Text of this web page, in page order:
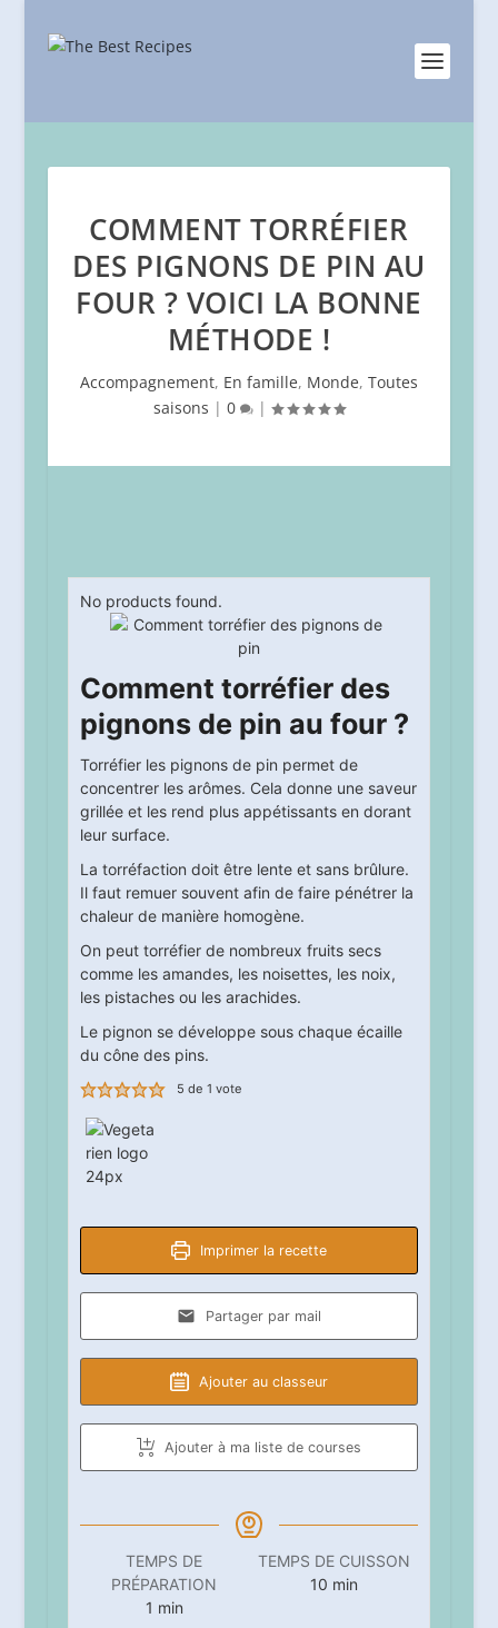
COMMENT TORRÉFIER
DES PIGNONS DE PIN AU
FOUR ? VOICI LA BONNE
MÉTHODE !
Accompagnement, En famille, Monde, Toutes
saisons | 0 |
No products found.
Comment torréfier des
pignons de pin au four ?
Torréfier les pignons de pin permet de
concentrer les arômes. Cela donne une saveur
grillée et les rend plus appétissants en dorant
leur surface.
La torréfaction doit être lente et sans brûlure.
Il faut remuer souvent afin de faire pénétrer la
chaleur de manière homogène.
On peut torréfier de nombreux fruits secs
comme les amandes, les noisettes, les noix,
les pistaches ou les arachides.
Le pignon se développe sous chaque écaille
du cône des pins.
5 de 1 vote
Imprimer la recette
Partager par mail
Ajouter au classeur
Ajouter à ma liste de courses
TEMPS DE
PRÉPARATION
1 minute
min
TEMPS DE CUISSON
10minutes
min